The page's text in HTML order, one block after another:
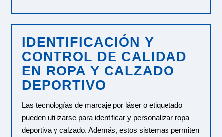
IDENTIFICACIÓN Y
CONTROL DE CALIDAD
EN ROPA Y CALZADO
DEPORTIVO
Las tecnologías de marcaje por láser o etiquetado
pueden utilizarse para identificar y personalizar ropa
deportiva y calzado. Además, estos sistemas permiten